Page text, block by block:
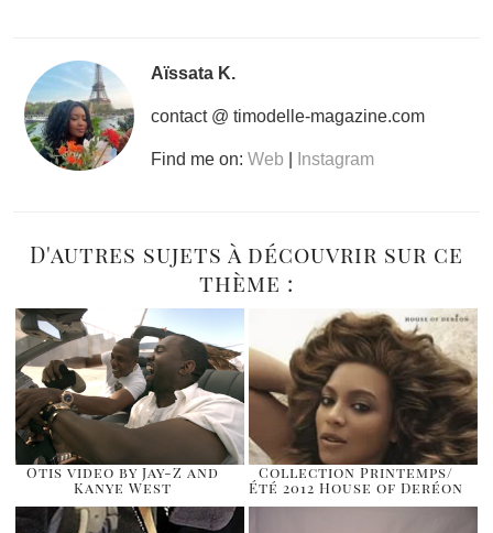
Aïssata K.
contact @ timodelle-magazine.com
Find me on: Web Instagram
D'autres sujets à découvrir sur ce
thème :
Otis video by Jay-Z and
Kanye West
Collection Printemps/
Été 2012 House of Deréon